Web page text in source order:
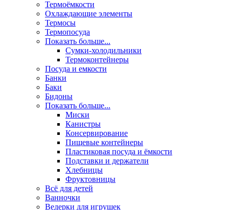
Термоёмкости
Охлаждающие элементы
Термосы
Термопосуда
Показать больше...
Сумки-холодильники
Термоконтейнеры
Посуда и емкости
Банки
Баки
Бидоны
Показать больше...
Миски
Канистры
Консервирование
Пищевые контейнеры
Пластиковая посуда и ёмкости
Подставки и держатели
Хлебницы
Фруктовницы
Всё для детей
Ванночки
Ведерки для игрушек